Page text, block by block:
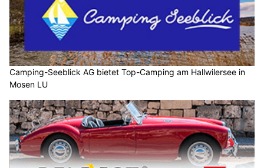
Camping-Seeblick AG bietet Top-Camping am Hallwilersee in
Mosen LU